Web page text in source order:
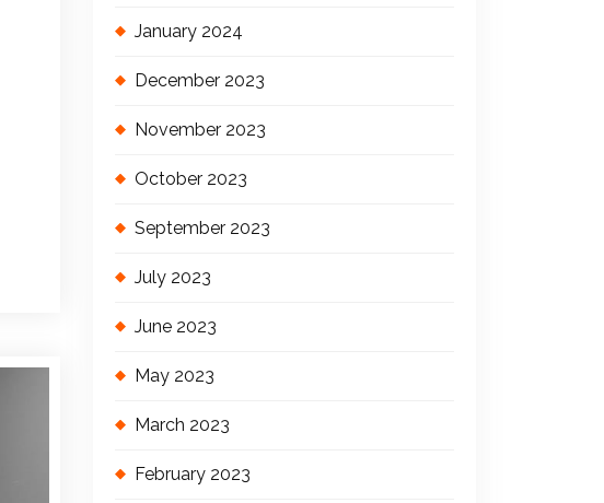
January 2024
December 2023
November 2023
October 2023
September 2023
July 2023
June 2023
May 2023
March 2023
February 2023